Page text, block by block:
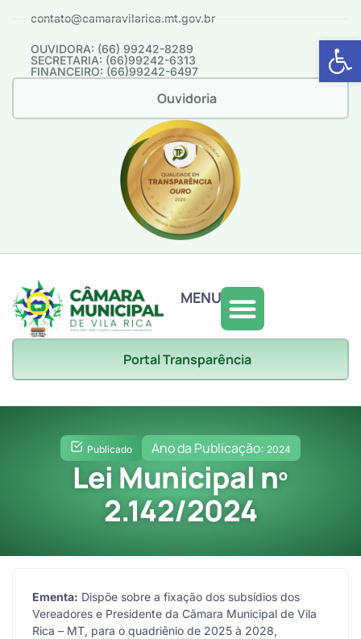
Abrir
contato@camaravilarica.mt.gov.br
OUVIDORA: (66) 99242-8289
SECRETARIA: (66)99242-6313
FINANCEIRO: (66)99242-6497
Ouvidoria
MENU
Portal Transparência
Publicado Ano da Publicação: 2024
Lei Municipal nº
2.142/2024
Ementa: Dispõe sobre a fixação dos subsídios dos
Vereadores e Presidente da Câmara Municipal de Vila
Rica – MT, para o quadriênio de 2025 à 2028,